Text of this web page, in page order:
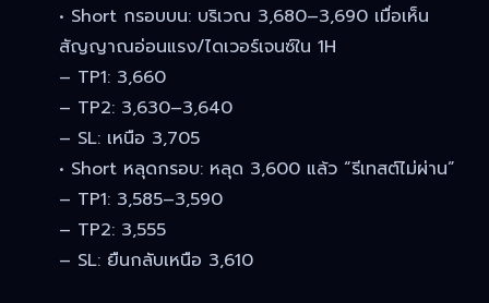
• Short กรอบบน: บริเวณ 3,680–3,690 เมื่อเห็น
สัญญาณอ่อนแรง/ไดเวอร์เจนซ์ใน 1H
– TP1: 3,660
– TP2: 3,630–3,640
– SL: เหนือ 3,705
• Short หลุดกรอบ: หลุด 3,600 แล้ว “รีเทสต์ไม่ผ่าน”
– TP1: 3,585–3,590
– TP2: 3,555
– SL: ยืนกลับเหนือ 3,610